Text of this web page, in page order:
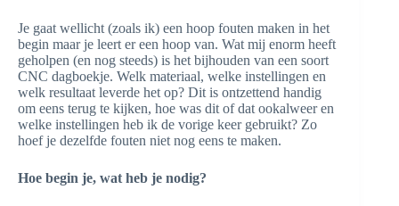
Je gaat wellicht (zoals ik) een hoop fouten maken in het
begin maar je leert er een hoop van. Wat mij enorm heeft
geholpen (en nog steeds) is het bijhouden van een soort
CNC dagboekje. Welk materiaal, welke instellingen en
welk resultaat leverde het op? Dit is ontzettend handig
om eens terug te kijken, hoe was dit of dat ookalweer en
welke instellingen heb ik de vorige keer gebruikt? Zo
hoef je dezelfde fouten niet nog eens te maken.
Hoe begin je, wat heb je nodig?